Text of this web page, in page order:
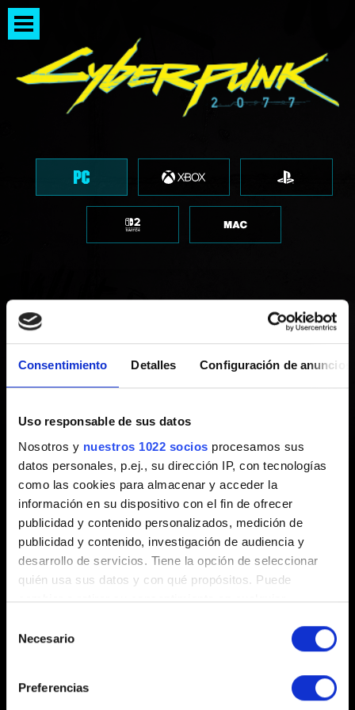
Consentimiento Detalles Configuración de anuncios
Uso responsable de sus datos
Nosotros y nuestros 1022 socios procesamos sus
datos personales, p.ej., su dirección IP, con tecnologías
como las cookies para almacenar y acceder la
información en su dispositivo con el fin de ofrecer
publicidad y contenido personalizados, medición de
publicidad y contenido, investigación de audiencia y
desarrollo de servicios. Tiene la opción de seleccionar
quién usa sus datos y con qué propósitos. Puede
cambiar o retirar su consentimiento en cualquier
el Menú de consentimiento.
Recopilar información sobre su ubicación
Necesario
Preferencias
Actualizar los controladores
de GPU
Creado hace 3 años Actualizado hace 8 meses
Si experimentas fallos o problemas de rendimiento,
asegúrate de tener instalados los controladores gráficos
más recientes:
NVIDIA,AMD,Intel